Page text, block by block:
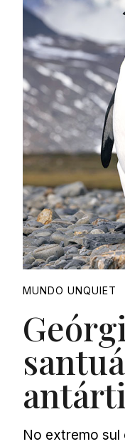
MUNDO UNQUIET
No extremo sul